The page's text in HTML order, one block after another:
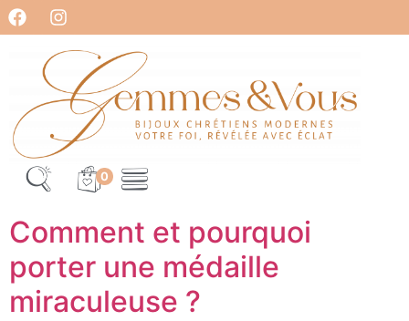
0
Comment et pourquoi
porter une médaille
miraculeuse ?